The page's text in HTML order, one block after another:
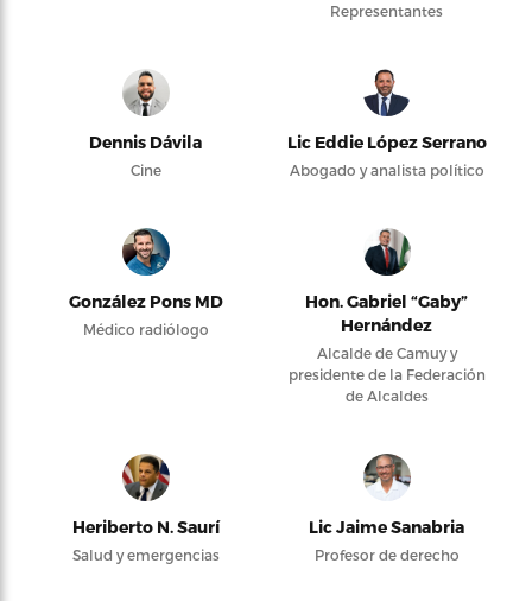
Representantes
Dennis Dávila
Cine
Lic Eddie López Serrano
Abogado y analista político
González Pons MD
Médico radiólogo
Hon. Gabriel “Gaby”
Hernández
Alcalde de Camuy y
presidente de la Federación
de Alcaldes
Heriberto N. Saurí
Salud y emergencias
Lic Jaime Sanabria
Profesor de derecho